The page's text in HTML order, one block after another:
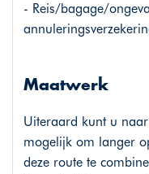
- Reis/bagage/
Maatwerk
Uiteraard kunt u
mogelijk om langer
deze route te